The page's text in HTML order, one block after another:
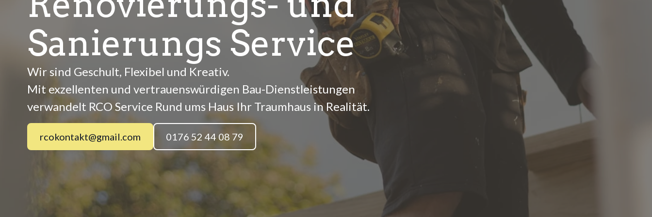
Sanierungs Service
Wir sind Geschult, Flexibel und Kreativ.
Mit exzellenten und vertrauenswürdigen Bau-Dienstleistungen
verwandelt RCO Service Rund ums Haus Ihr Traumhaus in Realität.
rcokontakt@gmail.com 0176 52 44 08 79